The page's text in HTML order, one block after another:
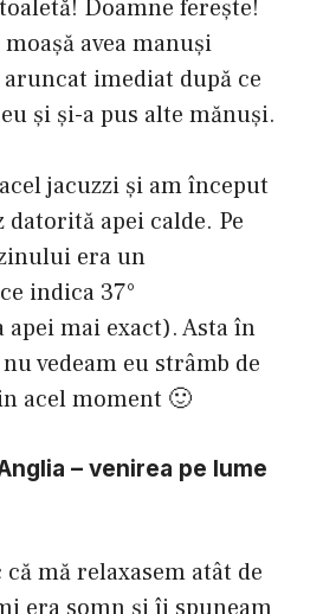
Doamne fereşte!
avea manuşi
imediat după ce
şi şi-a pus alte mănuşi.
jacuzzi şi am început
datorită apei calde. Pe
era un
indica 37°
mai exact). Asta în
vedeam eu strâmb de
acel moment 🙂
– venirea pe lume
mă relaxasem atât de